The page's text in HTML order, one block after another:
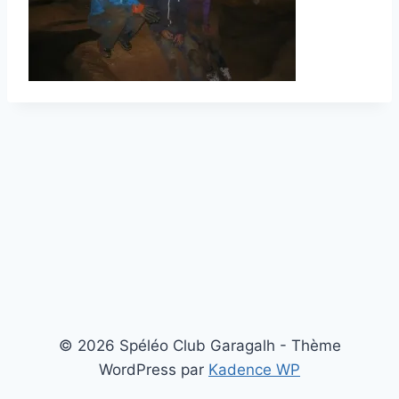
© 2026 Spéléo Club Garagalh - Thème
WordPress par Kadence WP